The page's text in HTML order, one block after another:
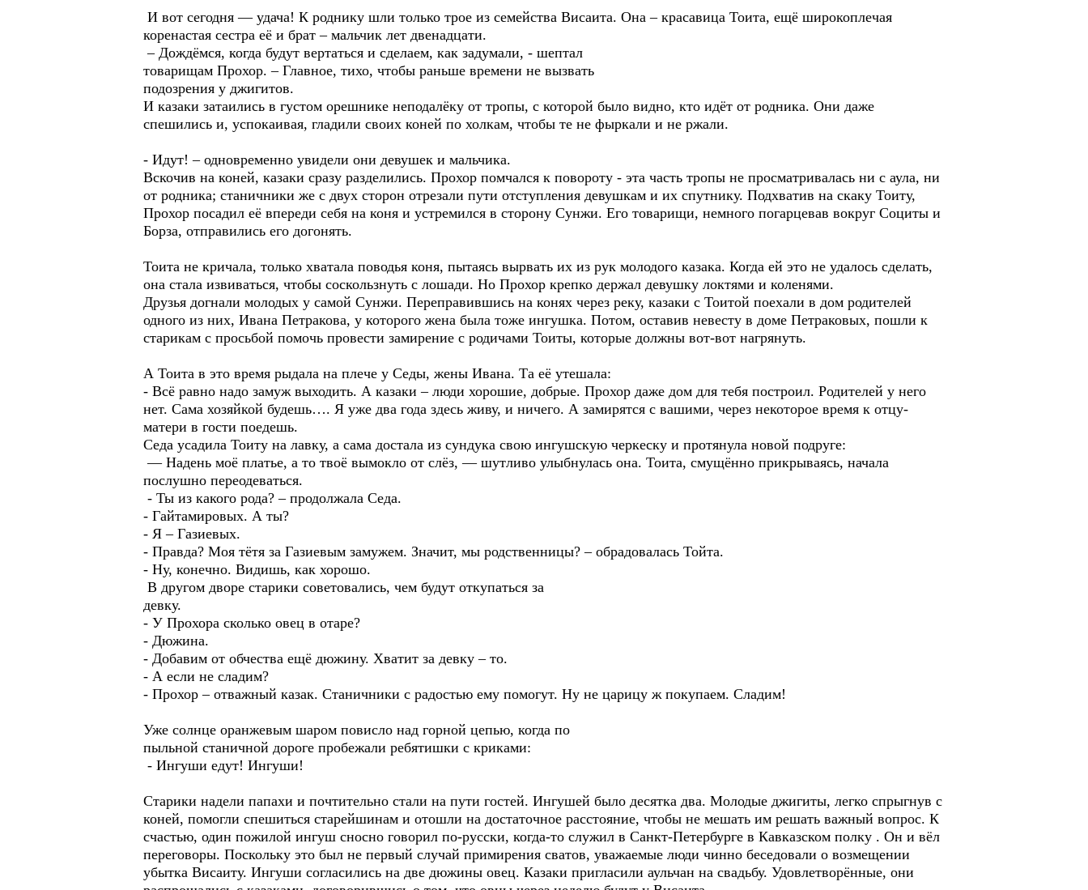
И вот сегодня — удача! К роднику шли только трое из семейства Висаита. Она – красавица Тоита, ещё широкоплечая
коренастая сестра её и брат – мальчик лет двенадцати.
– Дождёмся, когда будут вертаться и сделаем, как задумали, - шептал
товарищам Прохор. – Главное, тихо, чтобы раньше времени не вызвать
подозрения у джигитов.
И казаки затаились в густом орешнике неподалёку от тропы, с которой было видно, кто идёт от родника. Они даже
спешились и, успокаивая, гладили своих коней по холкам, чтобы те не фыркали и не ржали.
- Идут! – одновременно увидели они девушек и мальчика.
Вскочив на коней, казаки сразу разделились. Прохор помчался к повороту - эта часть тропы не просматривалась ни с аула, ни
от родника; станичники же с двух сторон отрезали пути отступления девушкам и их спутнику. Подхватив на скаку Тоиту,
Прохор посадил её впереди себя на коня и устремился в сторону Сунжи. Его товарищи, немного погарцевав вокруг Социты и
Борза, отправились его догонять.
Тоита не кричала, только хватала поводья коня, пытаясь вырвать их из рук молодого казака. Когда ей это не удалось сделать,
она стала извиваться, чтобы соскользнуть с лошади. Но Прохор крепко держал девушку локтями и коленями.
Друзья догнали молодых у самой Сунжи. Переправившись на конях через реку, казаки с Тоитой поехали в дом родителей
одного из них, Ивана Петракова, у которого жена была тоже ингушка. Потом, оставив невесту в доме Петраковых, пошли к
старикам с просьбой помочь провести замирение с родичами Тоиты, которые должны вот-вот нагрянуть.
А Тоита в это время рыдала на плече у Седы, жены Ивана. Та её утешала:
- Всё равно надо замуж выходить. А казаки – люди хорошие, добрые. Прохор даже дом для тебя построил. Родителей у него
нет. Сама хозяйкой будешь…. Я уже два года здесь живу, и ничего. А замирятся с вашими, через некоторое время к отцу-
матери в гости поедешь.
Седа усадила Тоиту на лавку, а сама достала из сундука свою ингушскую черкеску и протянула новой подруге:
— Надень моё платье, а то твоё вымокло от слёз, — шутливо улыбнулась она. Тоита, смущённо прикрываясь, начала
послушно переодеваться.
- Ты из какого рода? – продолжала Седа.
- Гайтамировых. А ты?
- Я – Газиевых.
- Правда? Моя тётя за Газиевым замужем. Значит, мы родственницы? – обрадовалась Тойта.
- Ну, конечно. Видишь, как хорошо.
В другом дворе старики советовались, чем будут откупаться за
девку.
- У Прохора сколько овец в отаре?
- Дюжина.
- Добавим от обчества ещё дюжину. Хватит за девку – то.
- А если не сладим?
- Прохор – отважный казак. Станичники с радостью ему помогут. Ну не царицу ж покупаем. Сладим!
Уже солнце оранжевым шаром повисло над горной цепью, когда по
пыльной станичной дороге пробежали ребятишки с криками:
- Ингуши едут! Ингуши!
Старики надели папахи и почтительно стали на пути гостей. Ингушей было десятка два. Молодые джигиты, легко спрыгнув с
коней, помогли спешиться старейшинам и отошли на достаточное расстояние, чтобы не мешать им решать важный вопрос. К
счастью, один пожилой ингуш сносно говорил по-русски, когда-то служил в Санкт-Петербурге в Кавказском полку . Он и вёл
переговоры. Поскольку это был не первый случай примирения сватов, уважаемые люди чинно беседовали о возмещении
убытка Висаиту. Ингуши согласились на две дюжины овец. Казаки пригласили аульчан на свадьбу. Удовлетворённые, они